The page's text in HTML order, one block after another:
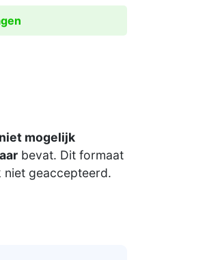
mogelijk
bevat. Dit formaat
geaccepteerd.